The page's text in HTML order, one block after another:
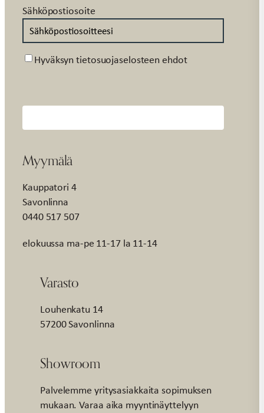
Sähköpostiosoite
Suostumus
Hyväksyn tietosuojaselosteen ehdot
Myymälä
Kauppatori 4
Savonlinna
0440 517 507
elokuussa ma-pe 11-17 la 11-14
Varasto
Louhenkatu 14
57200 Savonlinna
Showroom
Palvelemme yritysasiakkaita sopimuksen
mukaan. Varaa aika myyntinäyttelyyn